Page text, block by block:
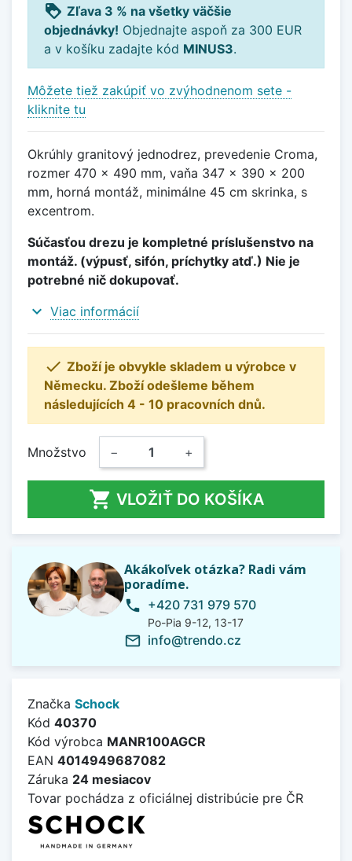
loyalty Zľava 3 % na všetky väčšie
objednávky! Objednajte aspoň za 300 EUR
a v košíku zadajte kód MINUS3.
Môžete tiež zakúpiť vo zvýhodnenom sete -
kliknite tu
Okrúhly granitový jednodrez, prevedenie Croma,
rozmer 470 x 490 mm, vaňa 347 x 390 x 200
mm, horná montáž, minimálne 45 cm skrinka, s
excentrom.
Súčasťou drezu je kompletné príslušenstvo na
montáž. (výpusť, sifón, príchytky atď.) Nie je
potrebné nič dokupovať.
expand_more Viac informácií
 Zboží je obvykle skladem u výrobce v
Německu. Zboží odešleme během
následujících 4 - 10 pracovních dnů.
Množstvo − +
 VLOŽIŤ DO KOŠÍKA
Akákoľvek otázka? Radi vám
poradíme.
phone +420 731 979 570
Po-Pia 9-12, 13-17
mail_outline info@trendo.cz
Značka Schock
Kód 40370
Kód výrobca MANR100AGCR
EAN 4014949687082
Záruka 24 mesiacov
Tovar pochádza z oficiálnej distribúcie pre ČR